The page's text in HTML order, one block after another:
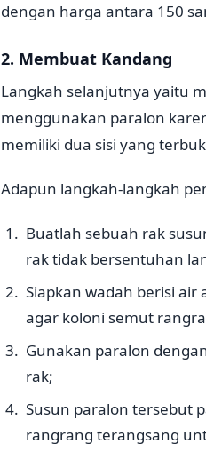
dengan harga antara 150
2. Membuat Kandang
Langkah selanjutnya yaitu
menggunakan paralon
memiliki dua sisi yang
Adapun langkah-langkah
Buatlah sebuah rak
rak tidak bersentuhan
Siapkan wadah berisi
agar koloni semut
Gunakan paralon
rak;
Susun paralon tersebut
rangrang terangsang